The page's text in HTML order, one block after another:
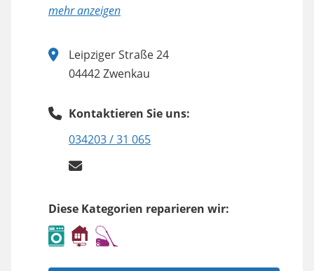
anzeigen
Leipziger Straße 24
04442 Zwenkau
Kontaktieren Sie uns:
034203 / 31 065
Diese Kategorien reparieren wir: